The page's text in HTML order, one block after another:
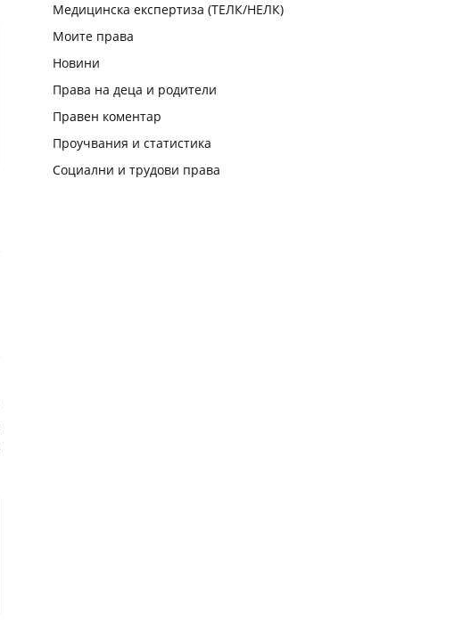
Медицинска експертиза (ТЕЛК/НЕЛК)
Моите права
Новини
Права на деца и родители
Правен коментар
Проучвания и статистика
Социални и трудови права